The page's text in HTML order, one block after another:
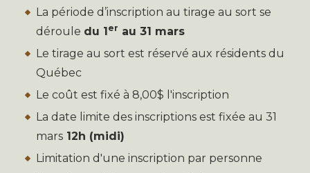
La période d’inscription au tirage au sort se
déroule du 1er au 31 mars
Le tirage au sort est réservé aux résidents du
Québec
Le coût est fixé à 8,00$ l'inscription
La date limite des inscriptions est fixée au 31
mars 12h (midi)
Limitation d'une inscription par personne